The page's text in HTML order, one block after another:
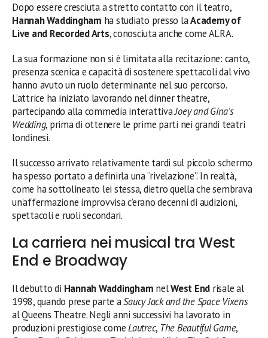
Dopo essere cresciuta a stretto contatto con il teatro,
Hannah Waddingham ha studiato presso laAcademy of
Live and Recorded Arts, conosciuta anche come ALRA.
La sua formazione non si è limitata alla recitazione: canto,
presenza scenica e capacità di sostenere spettacoli dal vivo
hanno avuto un ruolo determinante nel suo percorso.
L’attrice ha iniziato lavorando nel dinner theatre,
partecipando alla commedia interattivaJoey and Gina’s
Wedding, prima di ottenere le prime parti nei grandi teatri
londinesi.
Il successo arrivato relativamente tardi sul piccolo schermo
ha spesso portato a definirla una “rivelazione”. In realtà,
come ha sottolineato lei stessa, dietro quella che sembrava
un’affermazione improvvisa c’erano decenni di audizioni,
spettacoli e ruoli secondari.
La carriera nei musical tra West
End e Broadway
Il debutto di Hannah Waddingham nelWest End risale al
1998, quando prese parte aSaucy Jack and the Space Vixens
al Queens Theatre. Negli anni successivi ha lavorato in
produzioni prestigiose comeLautrec, The Beautiful Game,